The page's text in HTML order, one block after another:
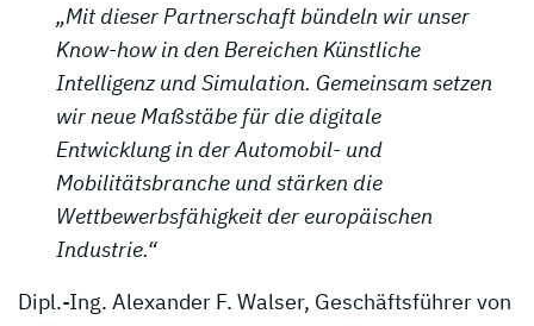
„Mit dieser Partnerschaft bündeln wir unser
Know-how in den Bereichen Künstliche
Intelligenz und Simulation. Gemeinsam setzen
wir neue Maßstäbe für die digitale
Entwicklung in der Automobil- und
Mobilitätsbranche und stärken die
Wettbewerbsfähigkeit der europäischen
Industrie.“
Dipl.-Ing. Alexander F. Walser, Geschäftsführer von